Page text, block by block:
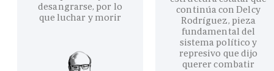
desangrarse, por lo
que luchar y morir
continúa con Delcy
Rodríguez, pieza
fundamental del
sistema político y
represivo que dijo
querer combatir